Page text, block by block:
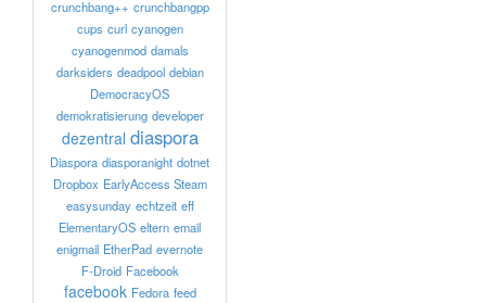
crunchbang++ crunchbangpp
cups curl cyanogen
cyanogenmod damals
darksiders deadpool debian
DemocracyOS
demokratisierung developer
dezentral diaspora
Diaspora diasporanight dotnet
Dropbox EarlyAccess Steam
easysunday echtzeit eff
ElementaryOS eltern email
enigmail EtherPad evernote
F-Droid Facebook
facebook Fedora feed